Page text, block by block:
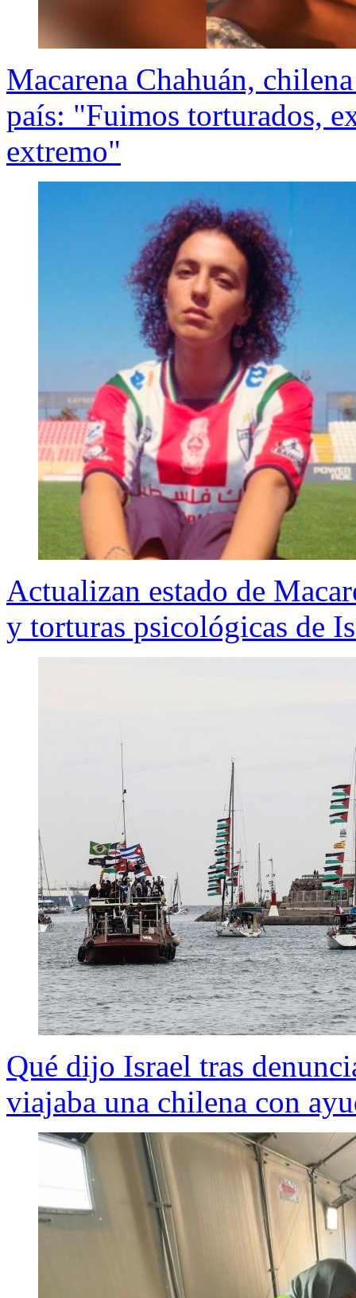
Macarena Chahuán,
país: "Fuimos torturados,
extremo"
Actualizan estado de
y torturas psicológicas de
Qué dijo Israel tras
viajaba una chilena con